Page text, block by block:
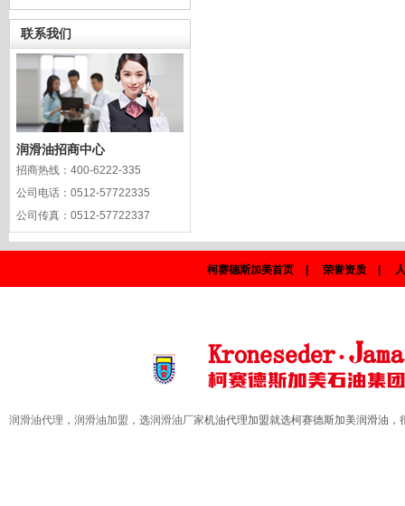
JMCY666
联系我们
润滑油招商中心
招商热线： 400-6222-335
公司电话： 0512-57722335
公司传真： 0512-57722337
柯赛德斯加美首页 荣誉资质
润滑油代理 ， 润滑油加盟 ，选润滑油厂家机油代理加盟就选柯赛德斯加美润滑油，